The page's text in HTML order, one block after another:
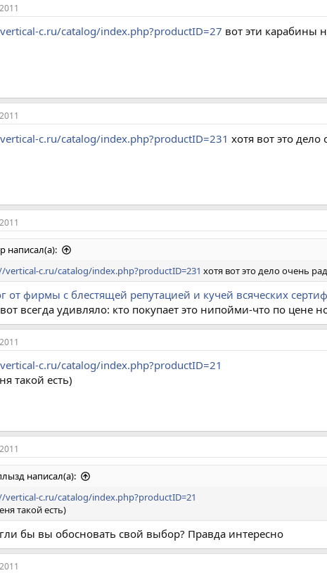
c.ru/catalog/index.php?productID=27 вот эти карабины
c.ru/catalog/index.php?productID=231 хотя вот это дело
написал(а):
vertical-c.ru/catalog/index.php?productID=231 хотя вот это дело очень
от фирмы с блестящей репутацией и кучей всяческих
всегда удивляло: кто покупает это нипойми-что по цене
c.ru/catalog/index.php?productID=21
такой есть)
написал(а):
vertical-c.ru/catalog/index.php?productID=21
такой есть)
бы вы обосновать свой выбор? Правда интересно